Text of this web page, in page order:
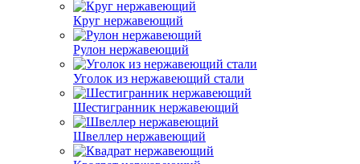
Круг нержавеющий
Рулон нержавеющий
Уголок из нержавеющий стали
Шестигранник нержавеющий
Швеллер нержавеющий